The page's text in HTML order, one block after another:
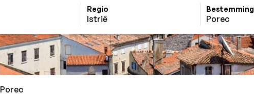
Regio
Istrië
Bestemming
Porec
Porec